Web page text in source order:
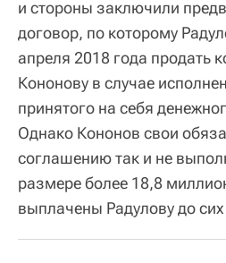
и стороны заключили
договор, по которому
апреля 2018 года продать
Кононову в случае
принятого на себя
Однако Кононов свои
соглашению так и не
размере более 18,8
выплачены Радулову до